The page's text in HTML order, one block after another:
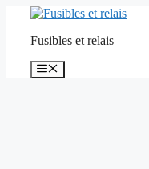
contenuFusibles et relais
Menu